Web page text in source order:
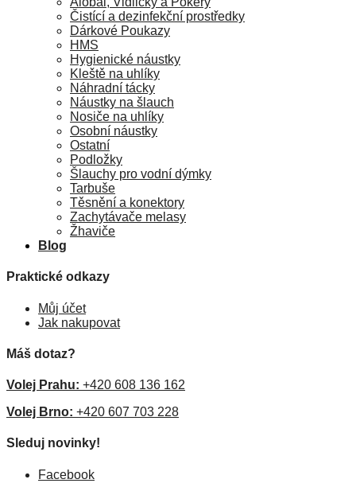
Čistící a dezinfekční prostředky
Dárkové Poukazy
HMS
Hygienické náustky
Kleště na uhlíky
Náhradní tácky
Náustky na šlauch
Nosiče na uhlíky
Osobní náustky
Ostatní
Podložky
Šlauchy pro vodní dýmky
Tarbuše
Těsnění a konektory
Zachytávače melasy
Žhaviče
Blog
Praktické odkazy
Můj účet
Jak nakupovat
Máš dotaz?
Volej Prahu: +420 608 136 162
Volej Brno: +420 607 703 228
Sleduj novinky!
Facebook